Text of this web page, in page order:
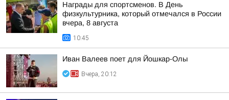
Награды для спортсменов. В День
физкультурника, который отмечался в России
вчера, 8 августа
10:45
Иван Валеев поет для Йошкар-Олы
Вчера, 20:12